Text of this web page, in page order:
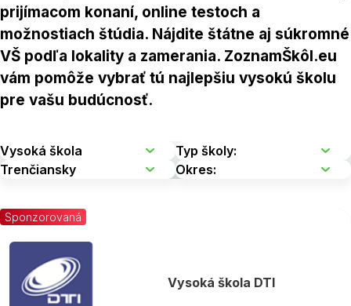
prijímacom konaní, online testoch a
možnostiach štúdia. Nájdite štátne aj súkromné
VŠ podľa lokality a zamerania. ZoznamŠkôl.eu
vám pomôže vybrať tú najlepšiu vysokú školu
pre vašu budúcnosť.
Sponzorovaná
Vysoká škola DTI